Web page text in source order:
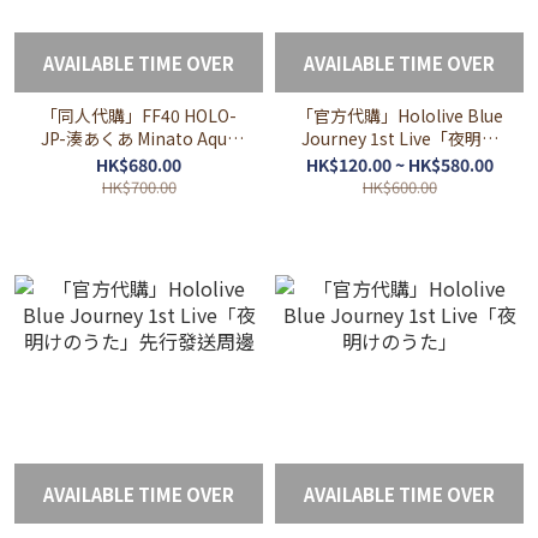
AVAILABLE TIME OVER
「同人代購」FF40 HOLO-
JP-湊あくあ Minato Aqua
<School Uniform> 等身抱
枕
HK$680.00
HK$700.00
AVAILABLE TIME OVER
「官方代購」Hololive Blue
Journey 1st Live「夜明け
のうた」受注販售周邊
HK$120.00 ~ HK$580.00
HK$600.00
AVAILABLE TIME OVER AVAILABLE TIME OVER